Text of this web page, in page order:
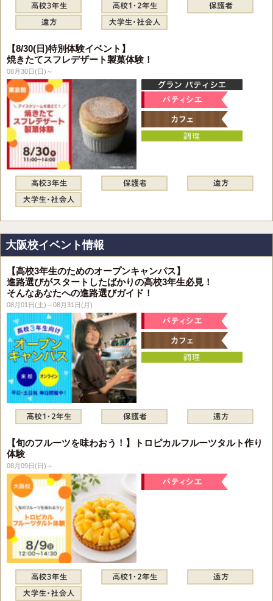
【8/30(日)特別体験イベント】
焼きたてスフレデザート製菓体験！
08月30日(日)～
大阪校イベント情報
【高校3年生のためのオープンキャンパス】
進路選びがスタートしたばかりの高校3年生必見！
そんなあなたへの進路選びガイド！
08月01日(土)～08月31日(月)
【旬のフルーツを味わおう！】トロピカルフルーツタルト作り
体験
08月09日(日)～